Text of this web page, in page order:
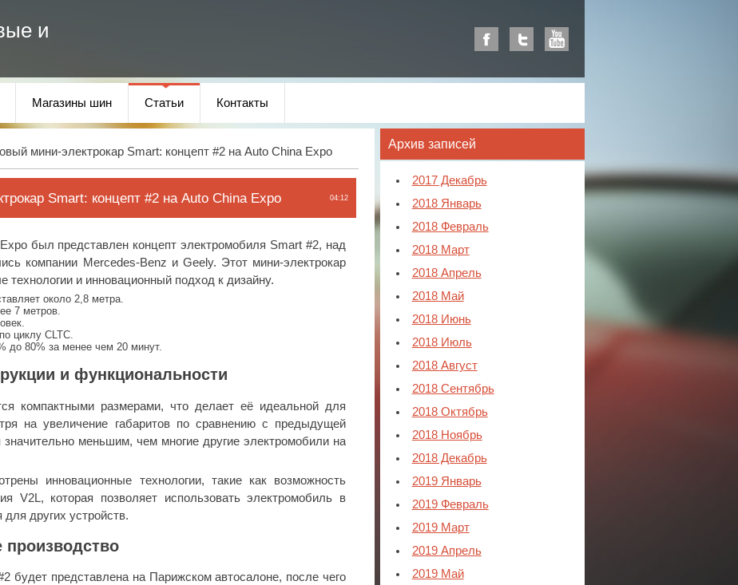
и
Магазины шин Статьи Контакты
мини-электрокар Smart: концепт #2 на Auto China Expo
04:12
Smart: концепт #2 на Auto China Expo
был представлен концепт электромобиля Smart #2, над
компании Mercedes-Benz и Geely. Этот мини-электрокар
технологии и инновационный подход к дизайну.
около 2,8 метра.
7 метров.
циклу CLTC.
до 80% за менее чем 20 минут.
и функциональности
компактными размерами, что делает её идеальной для
на увеличение габаритов по сравнению с предыдущей
значительно меньшим, чем многие другие электромобили на
инновационные технологии, такие как возможность
V2L, которая позволяет использовать электромобиль в
для других устройств.
будет представлена на Парижском автосалоне, после чего
Архив записей
2017 Декабрь
2018 Январь
2018 Февраль
2018 Март
2018 Апрель
2018 Май
2018 Июнь
2018 Июль
2018 Август
2018 Сентябрь
2018 Октябрь
2018 Ноябрь
2018 Декабрь
2019 Январь
2019 Февраль
2019 Март
2019 Апрель
2019 Май